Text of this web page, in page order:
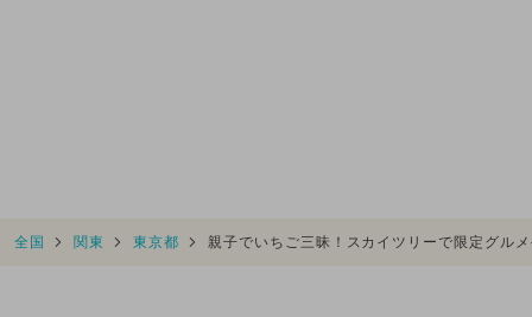
全国 関東 東京都 親子でいちご三昧！スカイツリーで限定グル